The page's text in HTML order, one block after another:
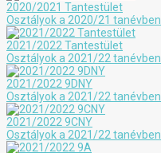
2020/2021 Tantestület
Osztályok a 2020/21 tanévben
2021/2022 Tantestület
Osztályok a 2021/22 tanévben
2021/2022 9DNY
Osztályok a 2021/22 tanévben
2021/2022 9CNY
Osztályok a 2021/22 tanévben